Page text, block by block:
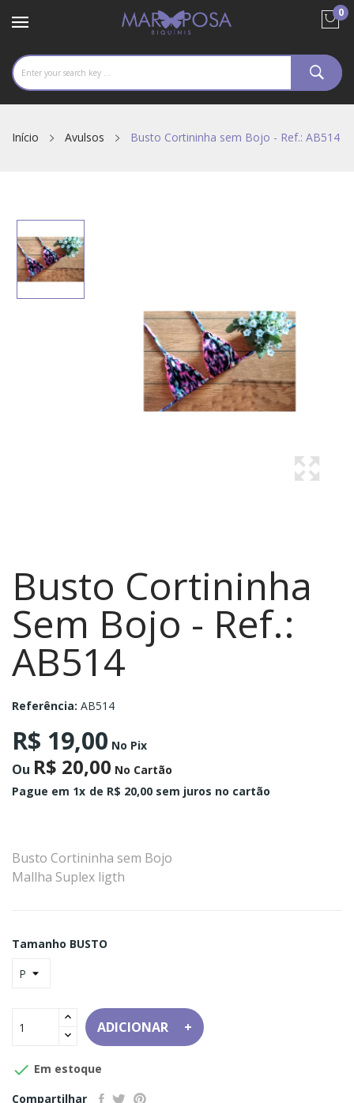
0
Início Avulsos Busto Cortininha sem Bojo - Ref.: AB514
Busto Cortininha
Sem Bojo - Ref.:
AB514
Referência: AB514
R$ 19,00 No Pix
Ou R$ 20,00 No Cartão
Pague em 1x de R$ 20,00 sem juros no cartão
Busto Cortininha sem Bojo
Mallha Suplex ligth
Tamanho BUSTO
ADICIONAR
 Em estoque
Compartilhar